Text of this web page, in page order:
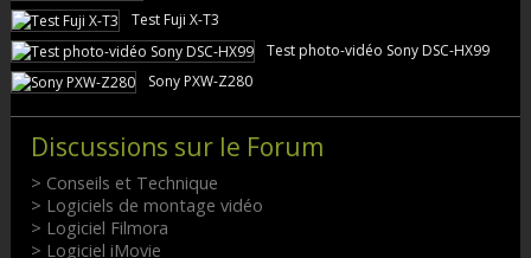
Test Fuji X-T3
Test photo-vidéo Sony DSC-HX99
Sony PXW-Z280
Discussions sur le Forum
> Conseils et Technique
> Logiciels de montage vidéo
> Logiciel Filmora
> Logiciel iMovie